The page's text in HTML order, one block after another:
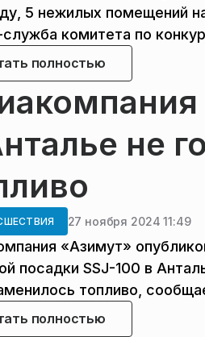
5 нежилых помещений
комитета по
полностью
не
27 ноября 2024 11:49
«Азимут»
посадки SSJ-100 в
топливо,
полностью